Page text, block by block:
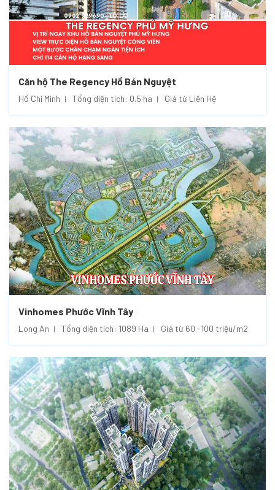
Căn hộ The Regency Hồ Bán Nguyệt
Hồ Chí Minh Tổng diện tích: 0.5 ha Giá từ Liên Hệ
Vinhomes Phước Vĩnh Tây
Long An Tổng diện tích: 1089 Ha Giá từ 60 -100 triệu/m2